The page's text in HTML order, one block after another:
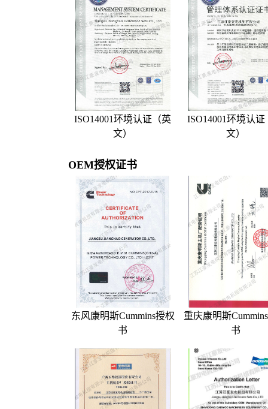
ISO14001环境认证（英
文）
ISO14001环境认证
文）
OEM授权证书
东风康明斯Cummins授权
书
重庆康明斯
书